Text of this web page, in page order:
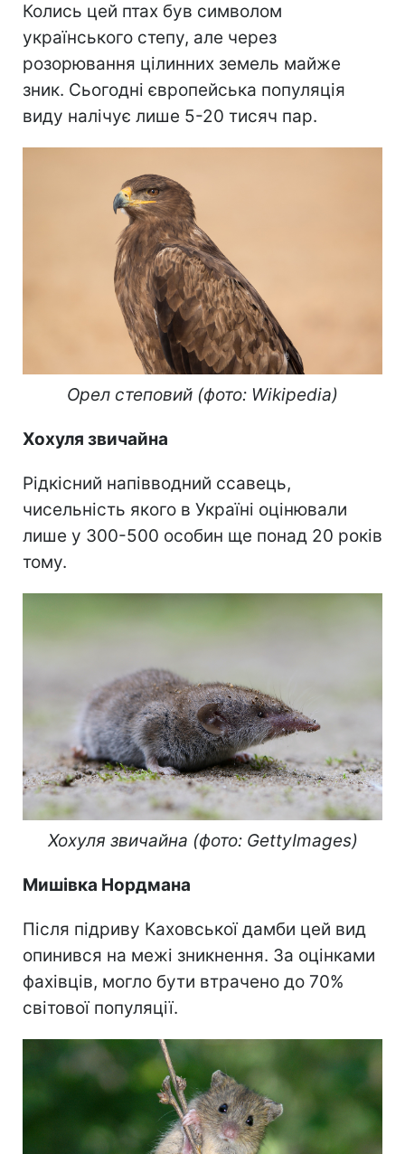
Колись цей птах був символом
українського степу, але через
розорювання цілинних земель майже
зник. Сьогодні європейська популяція
виду налічує лише 5-20 тисяч пар.
Орел степовий (фото: Wikipedia)
Хохуля звичайна
Рідкісний напівводний ссавець,
чисельність якого в Україні оцінювали
лише у 300-500 особин ще понад 20 років
тому.
Хохуля звичайна (фото: GettyImages)
Мишівка Нордмана
Після підриву Каховської дамби цей вид
опинився на межі зникнення. За оцінками
фахівців, могло бути втрачено до 70%
світової популяції.